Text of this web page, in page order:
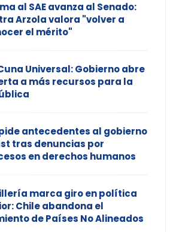
al SAE avanza al Senado:
Arzola valora "volver a
el mérito"
Universal: Gobierno abre
a más recursos para la
pide antecedentes al gobierno
tras denuncias por
en derechos humanos
marca giro en política
Chile abandona el
de Países No Alineados